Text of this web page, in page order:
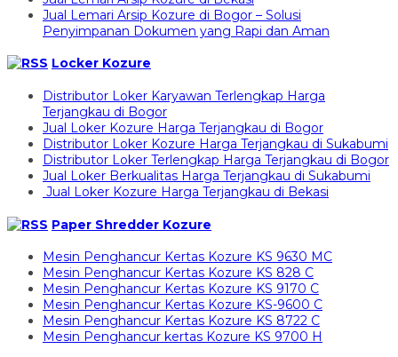
Jual Lemari Arsip Kozure di Bogor – Solusi
Penyimpanan Dokumen yang Rapi dan Aman
Locker Kozure
Distributor Loker Karyawan Terlengkap Harga
Terjangkau di Bogor
Jual Loker Kozure Harga Terjangkau di Bogor
Distributor Loker Kozure Harga Terjangkau di Sukabumi
Distributor Loker Terlengkap Harga Terjangkau di Bogor
Jual Loker Berkualitas Harga Terjangkau di Sukabumi
Jual Loker Kozure Harga Terjangkau di Bekasi
Paper Shredder Kozure
Mesin Penghancur Kertas Kozure KS 9630 MC
Mesin Penghancur Kertas Kozure KS 828 C
Mesin Penghancur Kertas Kozure KS 9170 C
Mesin Penghancur Kertas Kozure KS-9600 C
Mesin Penghancur Kertas Kozure KS 8722 C
Mesin Penghancur kertas Kozure KS 9700 H